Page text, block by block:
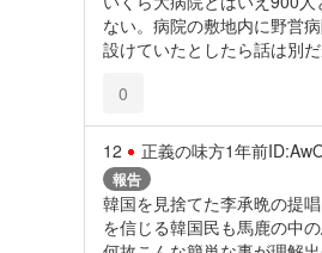
ない。病院の敷地内に野営
設けていたとしたら話は別だ
0
12 正義の味方1年前
報告
韓国を見捨てた李承晩の提
を信じる韓国民も馬鹿の中の